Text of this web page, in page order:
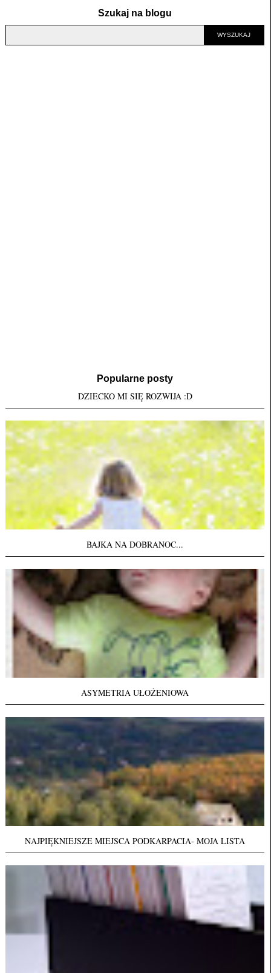
Szukaj na blogu
Popularne posty
DZIECKO MI SIĘ ROZWIJA :D
BAJKA NA DOBRANOC...
ASYMETRIA UŁOŻENIOWA
NAJPIĘKNIEJSZE MIEJSCA PODKARPACIA- MOJA LISTA